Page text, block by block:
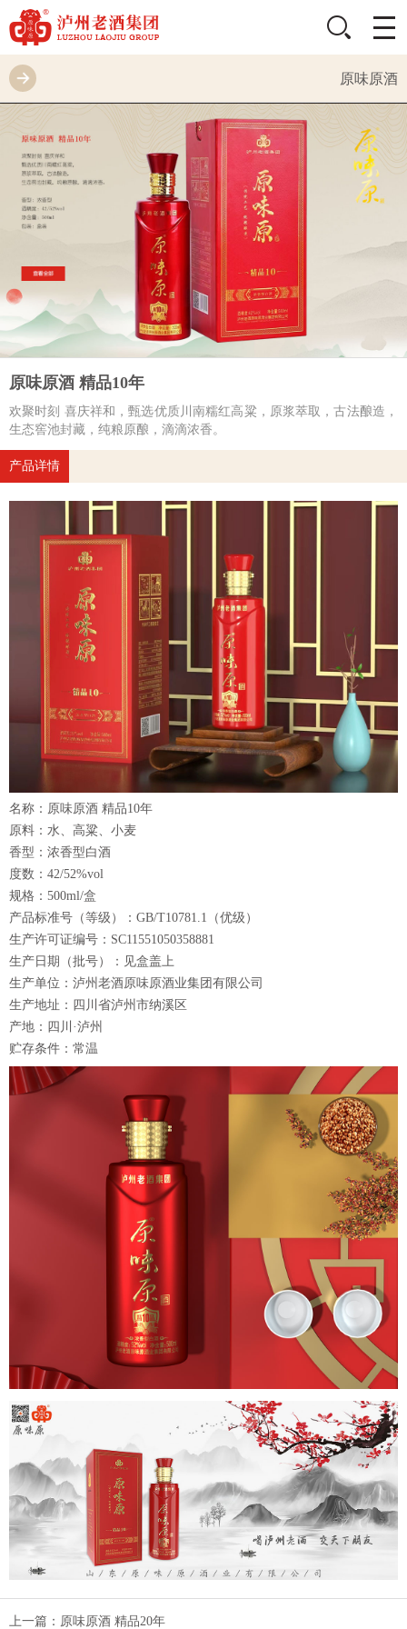
原味原酒
原味原酒 精品10年
欢聚时刻 喜庆祥和，甄选优质川南糯红高粱，原浆萃取，古法酿造，
生态窖池封藏，纯粮原酿，滴滴浓香。
产品详情
名称：原味原酒 精品10年
原料：水、高粱、小麦
香型：浓香型白酒
度数：42/52%vol
规格：500ml/盒
产品标准号（等级）：GB/T10781.1（优级）
生产许可证编号：SC11551050358881
生产日期（批号）：见盒盖上
生产单位：泸州老酒原味原酒业集团有限公司
生产地址：四川省泸州市纳溪区
产地：四川·泸州
贮存条件：常温
上一篇： 原味原酒 精品20年